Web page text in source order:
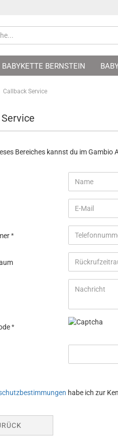
BABYKETTE BERNSTEIN
Callback Service
Bereiches kannst du im Gambio
habe ich zur